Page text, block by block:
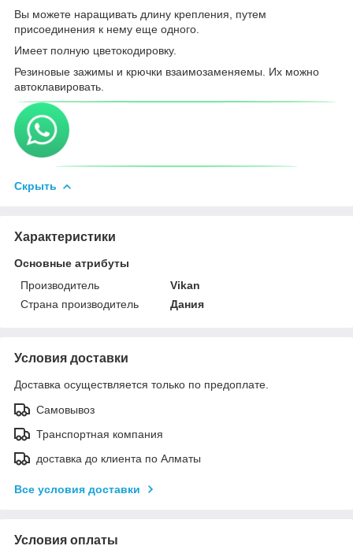
Вы можете наращивать длину крепления, путем
присоединения к нему еще одного.
Имеет полную цветокодировку.
Резиновые зажимы и крючки взаимозаменяемы. Их можно
автоклавировать.
Скрыть
Характеристики
Основные атрибуты
Производитель
Vikan
Страна производитель
Дания
Условия доставки
Доставка осуществляется только по предоплате.
Самовывоз
Транспортная компания
доставка до клиента по Алматы
Все условия доставки
Условия оплаты